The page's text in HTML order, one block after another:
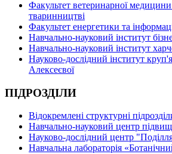
Факультет ветеринарної медицини
тваринництві
Факультет енергетики та
Навчально-науковий інститут
Навчально-науковий інститут
Науково-дослідний інститут
Алексеєвої
ПІДРОЗДІЛИ
Відокремлені структурні
Навчально-науковий центр
Науково-дослідний центр
Навчальна лабораторія